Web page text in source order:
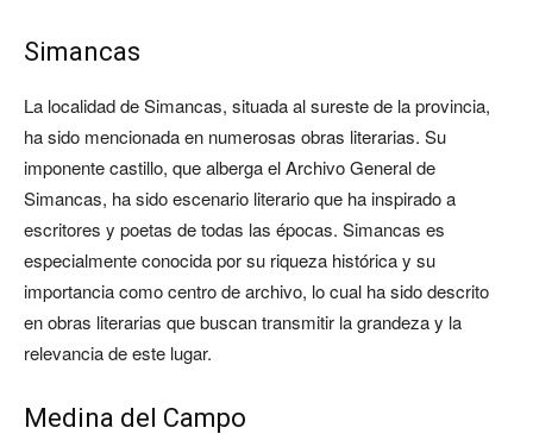
Simancas
La localidad de Simancas, situada al sureste de la provincia,
ha sido mencionada en numerosas obras literarias. Su
imponente castillo, que alberga el Archivo General de
Simancas, ha sido escenario literario que ha inspirado a
escritores y poetas de todas las épocas. Simancas es
especialmente conocida por su riqueza histórica y su
importancia como centro de archivo, lo cual ha sido descrito
en obras literarias que buscan transmitir la grandeza y la
relevancia de este lugar.
Medina del Campo